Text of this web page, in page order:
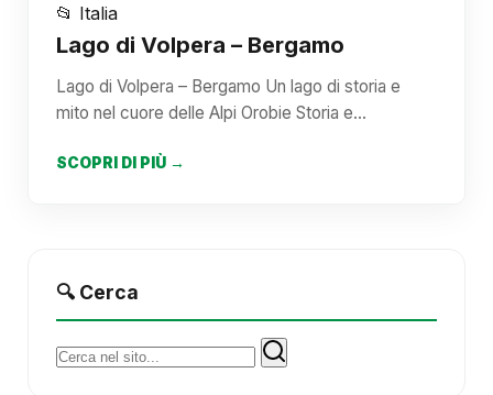
📂 Italia
Lago di Volpera – Bergamo
Lago di Volpera – Bergamo Un lago di storia e
mito nel cuore delle Alpi Orobie Storia e…
SCOPRI DI PIÙ →
🔍 Cerca
Cerca: